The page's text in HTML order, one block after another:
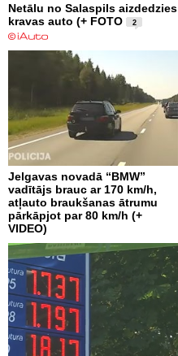
Netālu no Salaspils aizdedzies
kravas auto (+ FOTO
2
Jelgavas novadā “BMW”
vadītājs brauc ar 170 km/h,
atļauto braukšanas ātrumu
pārkāpjot par 80 km/h (+
VIDEO)